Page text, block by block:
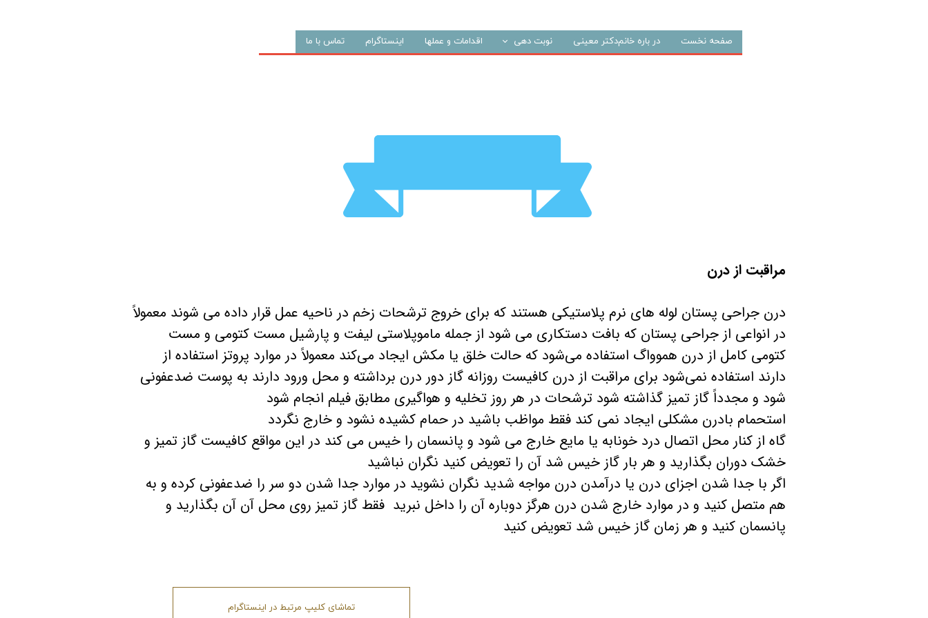
صفحه نخست در باره خانم‌دکتر معینی نوبت دهی اقدامات و عملها اینستاگرام تماس با ما
مراقبت از درن
​​​​​​​درن جراحی پستان لوله های نرم پلاستیکی هستند که برای خروج ترشحات زخم در ناحیه عمل قرار داده می شوند معمولاً
در انواعی از جراحی پستان که بافت دستکاری می شود از جمله ماموپلاستی لیفت و پارشیل مست کتومی و مست
کتومی کامل از درن هموواگ استفاده می‌شود که حالت خلق یا مکش ایجاد می‌کند معمولاً در موارد پروتز استفاده از
دارند استفاده نمی‌شود برای مراقبت از درن کافیست روزانه گاز دور درن برداشته و محل ورود دارند به پوست ضدعفونی
شود و مجدداً گاز تمیز گذاشته شود ترشحات در هر روز تخلیه و هواگیری مطابق فیلم انجام شود
استحمام بادرن مشکلی ایجاد نمی کند فقط مواظب باشید در حمام کشیده نشود و خارج نگردد
گاه از کنار محل اتصال درد خونابه یا مایع خارج می شود و پانسمان را خیس می کند در این مواقع کافیست گاز تمیز و
خشک دوران بگذارید و هر بار گاز خیس شد آن را تعویض کنید نگران نباشید
اگر با جدا شدن اجزای درن یا درآمدن درن مواجه شدید نگران نشوید در موارد جدا شدن دو سر را ضدعفونی کرده و به
هم متصل کنید و در موارد خارج شدن درن هرگز دوباره آن را داخل نبرید فقط گاز تمیز روی محل آن آن بگذارید و
پانسمان کنید و هر زمان گاز خیس شد تعویض کنید
تماشای کلیپ مرتبط در اینستاگرام